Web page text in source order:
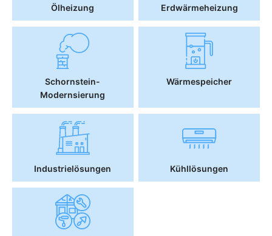
Ölheizung Erdwärmeheizung
Schornstein-
Modernsierung
Wärmespeicher
Industrielösungen Kühllösungen